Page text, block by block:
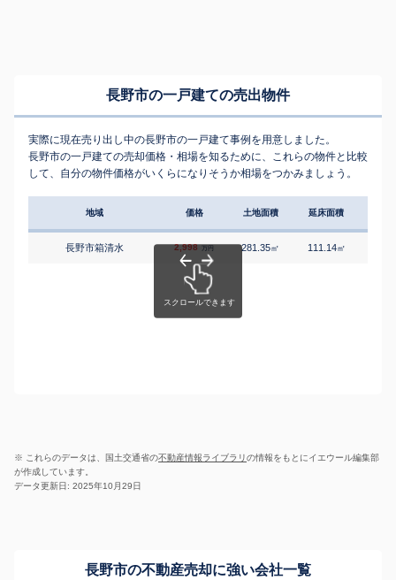
長野市の一戸建ての売出物件
実際に現在売り出し中の長野市の一戸建て事例を用意しました。
長野市の一戸建ての売却価格・相場を知るために、これらの物件と比較
して、自分の物件価格がいくらになりそうか相場をつかみましょう。
地域 価格 土地面積 延床面積
長野市箱清水 2,998 万円 281.35㎡ 111.14㎡
※ これらのデータは、国土交通省の不動産情報ライブラリの情報をもとにイエウール編集部
が作成しています。
データ更新日: 2025年10月29日
長野市の不動産売却に強い会社一覧